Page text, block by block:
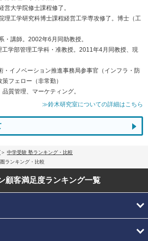
営大学院修士課程修了。
理工学研究科博士課程経営工学専攻修了。博士（工
・講師。2002年6月同助教授。
学部管理工学科・准教授。2011年4月同教授、現
・イノベーション推進事務局参事官（インフラ・防
フェロー（非常勤）
質管理、マーケティング。
≫鈴木研究室についての詳細はこちら
中学受験 塾ランキング・比較
ランキング・比較
顧客満足度ランキング一覧